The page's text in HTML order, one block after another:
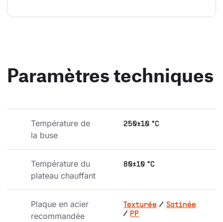
Paramètres techniques
Température de
la buse
250±10 °C
Température du
plateau chauffant
80±10 °C
Plaque en acier
recommandée
Texturée / Satinée
/ PP